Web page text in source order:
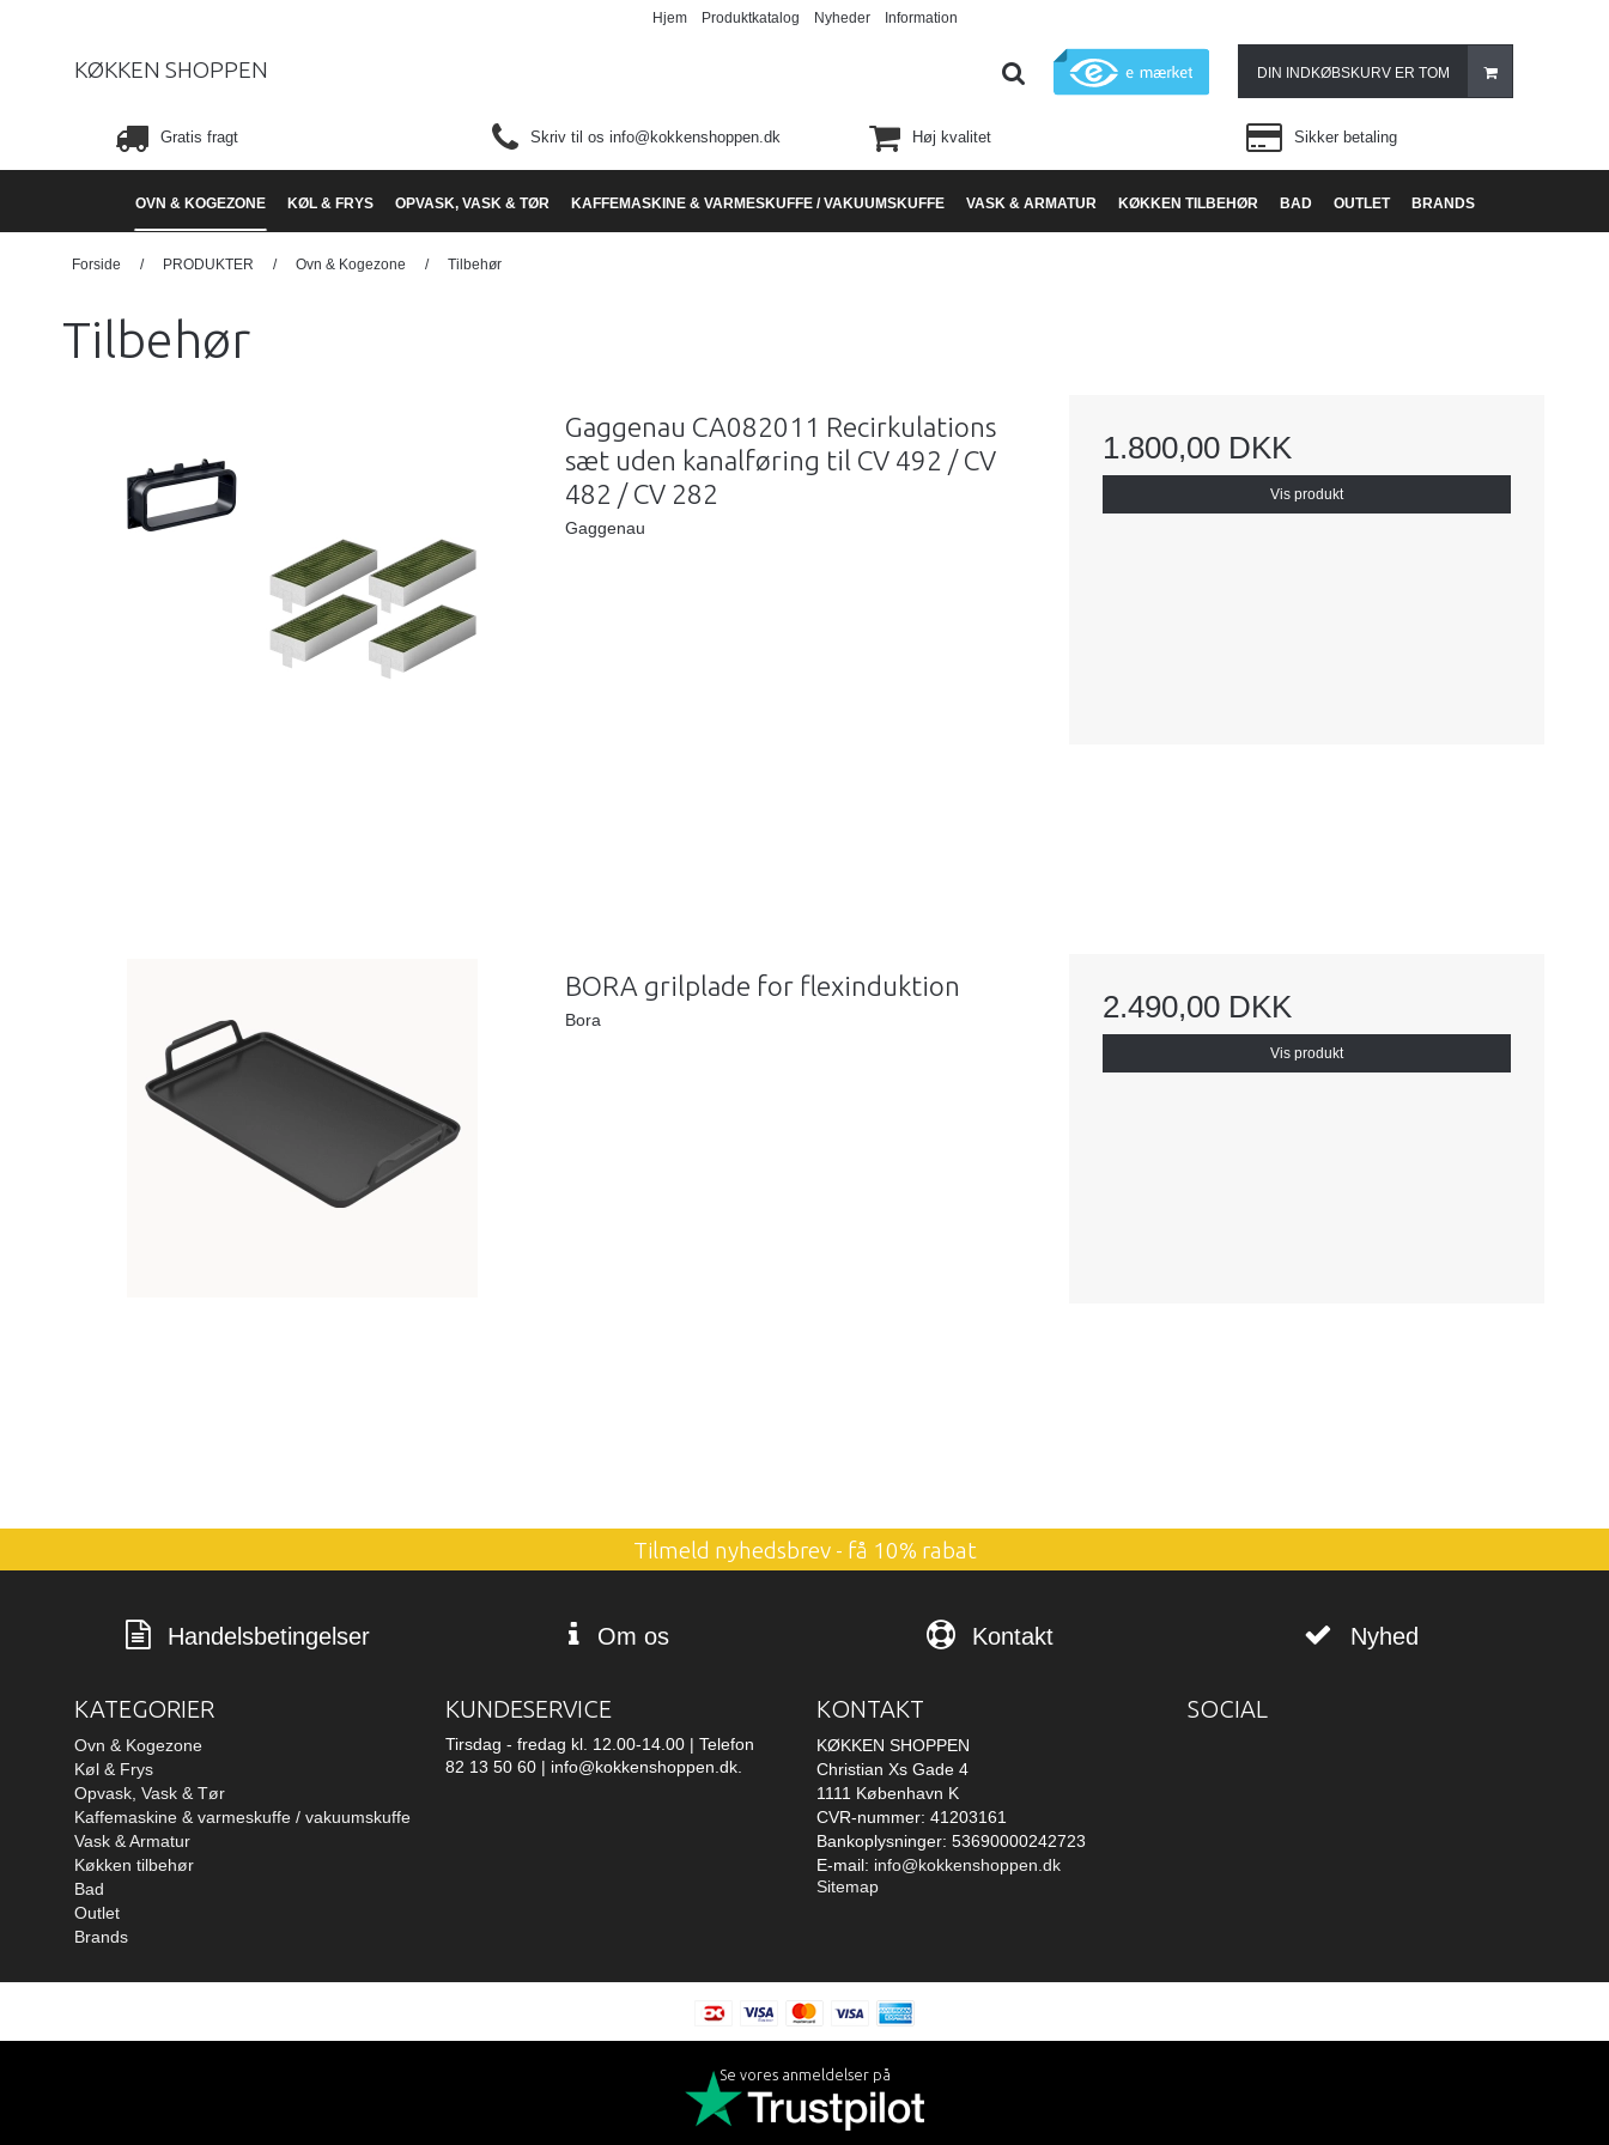
Hjem Produktkatalog Nyheder Information
KØKKEN SHOPPEN DIN INDKØBSKURV ER TOM
Gratis fragt Skriv til os info@kokkenshoppen.dk Høj kvalitet Sikker betaling
OVN & KOGEZONE KØL & FRYS OPVASK, VASK & TØR KAFFEMASKINE & VARMESKUFFE / VAKUUMSKUFFE VASK & ARMATUR KØKKEN TILBEHØR BAD OUTLET BRANDS
Forside / PRODUKTER / Ovn & Kogezone / Tilbehør
Tilbehør
Gaggenau CA082011 Recirkulations
sæt uden kanalføring til CV 492 / CV
482 / CV 282
Gaggenau
1.800,00 DKK
Vis produkt
BORA grilplade for flexinduktion
Bora 2.490,00 DKK
Vis produkt
Tilmeld nyhedsbrev - få 10% rabat
Handelsbetingelser Om os Kontakt Nyhed
KATEGORIER
Ovn & Kogezone
Køl & Frys
Opvask, Vask & Tør
Kaffemaskine & varmeskuffe / vakuumskuffe
Vask & Armatur
Køkken tilbehør
Bad
Outlet
Brands
KUNDESERVICE
Tirsdag - fredag kl. 12.00-14.00 | Telefon
82 13 50 60 | info@kokkenshoppen.dk.
KONTAKT
KØKKEN SHOPPEN
Christian Xs Gade 4
1111 København K
CVR-nummer: 41203161
Bankoplysninger: 53690000242723
E-mail: info@kokkenshoppen.dk
Sitemap
SOCIAL
Se vores anmeldelser på